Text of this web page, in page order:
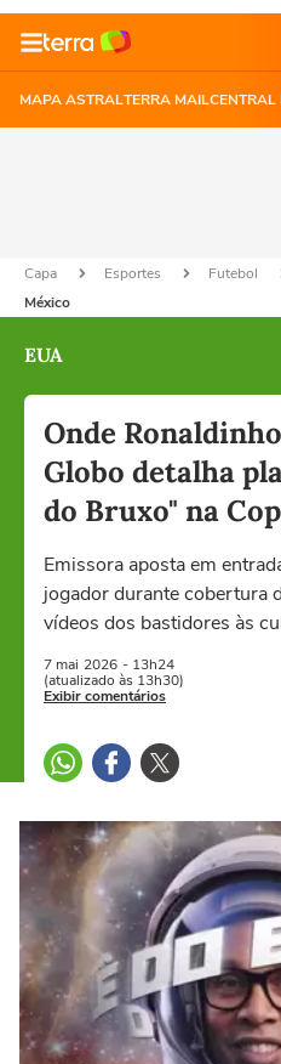
MAPA ASTRALTERRA MAIL
Capa Esportes Futebol
México
EUA
Onde
Globo detalha
do Bruxo" na
Emissora aposta em
jogador durante cobertura
vídeos dos bastidores às
7 mai 2026 - 13h24
(atualizado às 13h30)
Exibir comentários